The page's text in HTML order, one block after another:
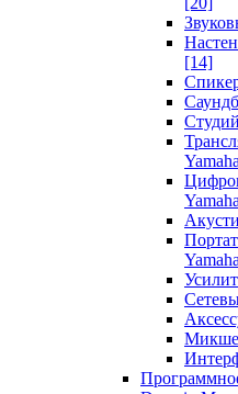
[14]
Yamaha
Yamaha
Yamaha